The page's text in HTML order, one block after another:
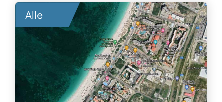
Alle